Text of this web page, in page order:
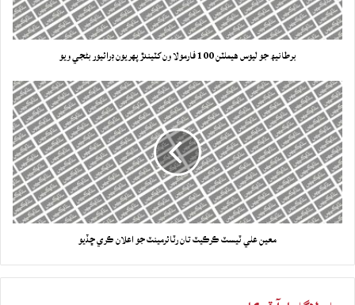
برطانيھ جو ليوس هيملٽن 100 فارمولا ون کٽيندڙ پهريون ڊرائيور بڻجي ويو
معين علي ٽيسٽ ڪرڪيٽ تان رٽائرمينٽ جو اعلان ڪري ڇڏيو